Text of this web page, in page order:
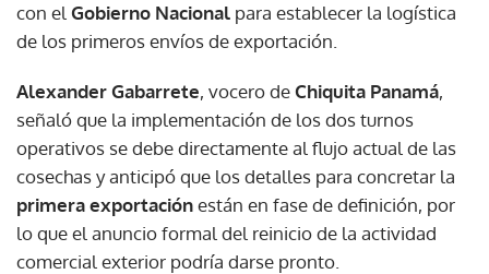
con el Gobierno Nacional para establecer la logística
de los primeros envíos de exportación.
Alexander Gabarrete, vocero deChiquita Panamá,
señaló que la implementación de los dos turnos
operativos se debe directamente al flujo actual de las
cosechas y anticipó que los detalles para concretar la
primera exportaciónestán en fase de definición, por
lo que el anuncio formal del reinicio de la actividad
comercial exterior podría darse pronto.